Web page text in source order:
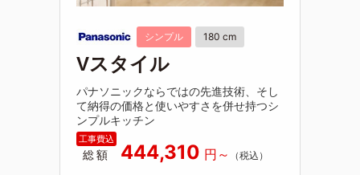
シンプル 180 cm
Vスタイル
パナソニックならではの先進技術、そし
て納得の価格と使いやすさを併せ持つシ
ンプルキッチン
総額 444,310